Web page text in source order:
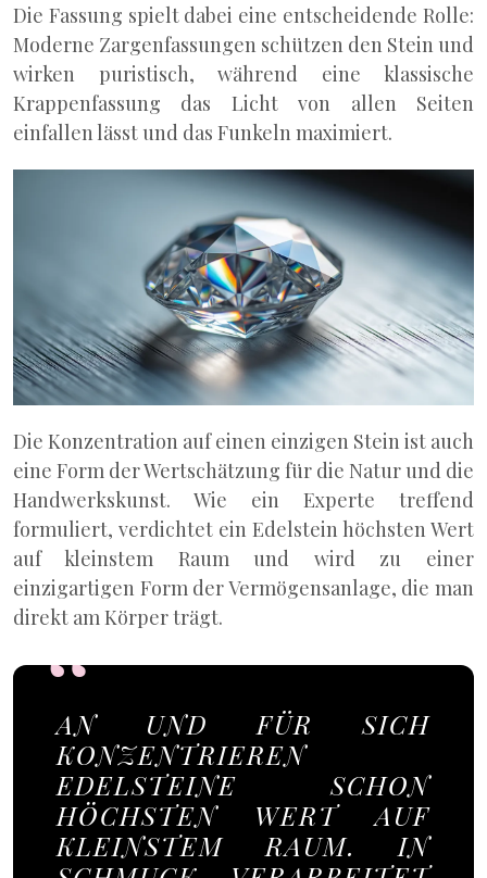
Die Fassung spielt dabei eine entscheidende Rolle:
Moderne Zargenfassungen schützen den Stein und
wirken puristisch, während eine klassische
Krappenfassung das Licht von allen Seiten
einfallen lässt und das Funkeln maximiert.
Die Konzentration auf einen einzigen Stein ist auch
eine Form der Wertschätzung für die Natur und die
Handwerkskunst. Wie ein Experte treffend
formuliert, verdichtet ein Edelstein höchsten Wert
auf kleinstem Raum und wird zu einer
einzigartigen Form der Vermögensanlage, die man
direkt am Körper trägt.
AN UND FÜR SICH
KONZENTRIEREN
EDELSTEINE SCHON
HÖCHSTEN WERT AUF
KLEINSTEM RAUM. IN